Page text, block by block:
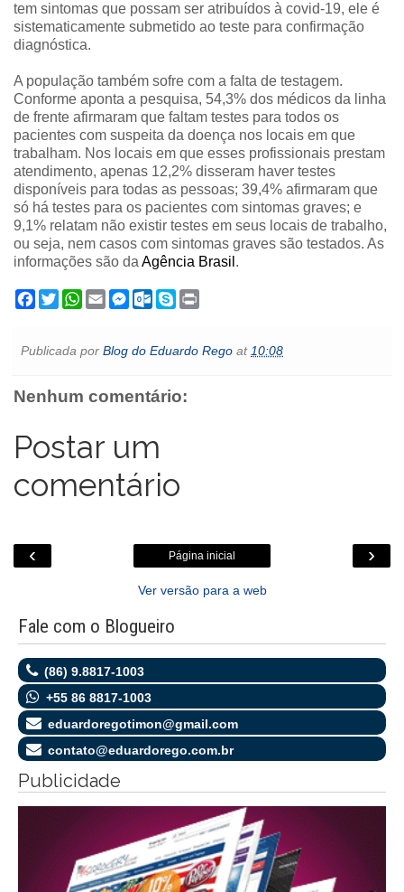
tem sintomas que possam ser atribuídos à covid-19, ele é
sistematicamente submetido ao teste para confirmação
diagnóstica.
A população também sofre com a falta de testagem.
Conforme aponta a pesquisa, 54,3% dos médicos da linha
de frente afirmaram que faltam testes para todos os
pacientes com suspeita da doença nos locais em que
trabalham. Nos locais em que esses profissionais prestam
atendimento, apenas 12,2% disseram haver testes
disponíveis para todas as pessoas; 39,4% afirmaram que
só há testes para os pacientes com sintomas graves; e
9,1% relatam não existir testes em seus locais de trabalho,
ou seja, nem casos com sintomas graves são testados. As
informações são da Agência Brasil .
F
a
b
k
T
w
t
W
h
s
p
E
m
l
M
e
e
e
O
u
o
.
m
S
k
e
t
Publicada por Blog do Eduardo Rego at10:08
Nenhum comentário:
Postar um
comentário
‹ ›
Página inicial
Ver versão para a web
Fale com o Blogueiro
(86) 9.8817-1003
+55 86 8817-1003
eduardoregotimon@gmail.com
contato@eduardorego.com.br
Publicidade